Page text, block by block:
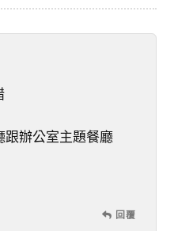
跟辦公室主題餐廳
回覆